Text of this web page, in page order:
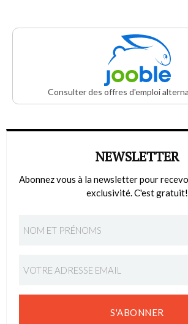
Consulter des offres d'emploi
NEWSLETTER
Abonnez vous à la newsletter pour
exclusivité. C'est gratuit!
S'ABONNER